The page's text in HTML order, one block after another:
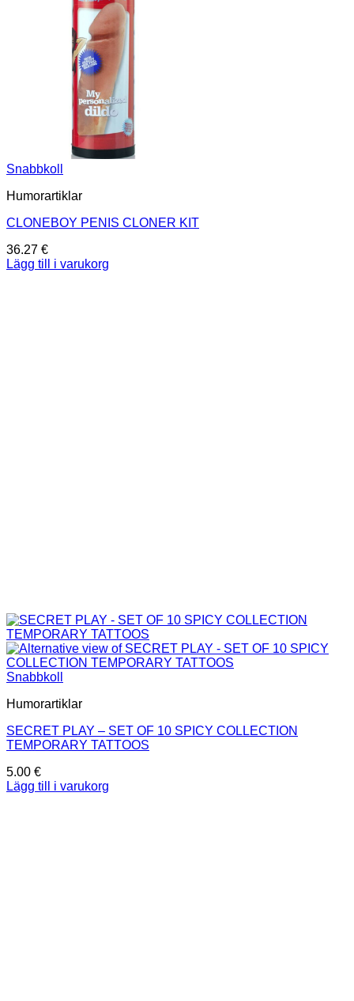
Snabbkoll
Humorartiklar
CLONEBOY PENIS CLONER KIT
36.27 €
Lägg till i varukorg
Snabbkoll
Humorartiklar
SECRET PLAY – SET OF 10 SPICY COLLECTION
TEMPORARY TATTOOS
5.00 €
Lägg till i varukorg